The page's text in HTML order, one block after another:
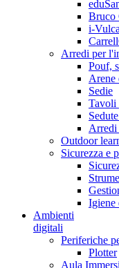
Bruco
i-
Arredi per
Pouf,
Arene
Sedie
Tavoli
Outdoor
Sicurezza e
Igiene
Ambienti
digitali
Periferiche
Plotter
Aula